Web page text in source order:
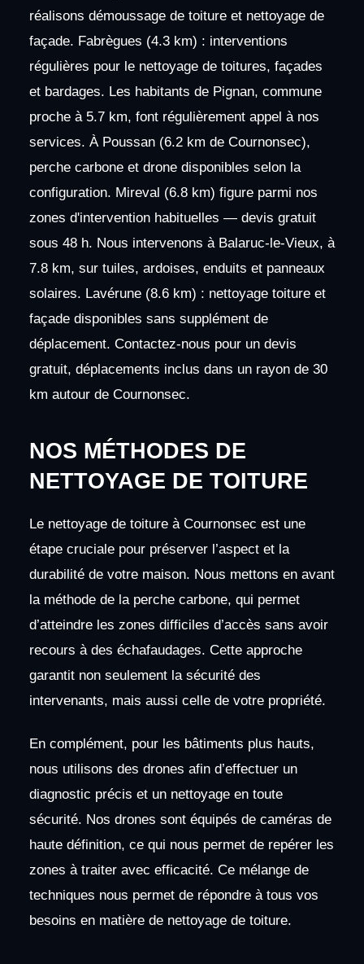
réalisons démoussage de toiture et nettoyage de
façade. Fabrègues (4.3 km) : interventions
régulières pour le nettoyage de toitures, façades
et bardages. Les habitants de Pignan, commune
proche à 5.7 km, font régulièrement appel à nos
services. À Poussan (6.2 km de Cournonsec),
perche carbone et drone disponibles selon la
configuration. Mireval (6.8 km) figure parmi nos
zones d'intervention habituelles — devis gratuit
sous 48 h. Nous intervenons à Balaruc-le-Vieux, à
7.8 km, sur tuiles, ardoises, enduits et panneaux
solaires. Lavérune (8.6 km) : nettoyage toiture et
façade disponibles sans supplément de
déplacement. Contactez-nous pour un devis
gratuit, déplacements inclus dans un rayon de 30
km autour de Cournonsec.
NOS MÉTHODES DE
NETTOYAGE DE TOITURE
Le nettoyage de toiture à Cournonsec est une
étape cruciale pour préserver l’aspect et la
durabilité de votre maison. Nous mettons en avant
la méthode de la perche carbone, qui permet
d’atteindre les zones difficiles d’accès sans avoir
recours à des échafaudages. Cette approche
garantit non seulement la sécurité des
intervenants, mais aussi celle de votre propriété.
En complément, pour les bâtiments plus hauts,
nous utilisons des drones afin d’effectuer un
diagnostic précis et un nettoyage en toute
sécurité. Nos drones sont équipés de caméras de
haute définition, ce qui nous permet de repérer les
zones à traiter avec efficacité. Ce mélange de
techniques nous permet de répondre à tous vos
besoins en matière de nettoyage de toiture.